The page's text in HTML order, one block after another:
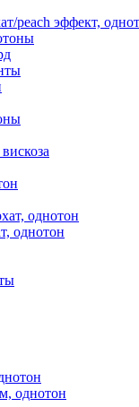
peach эффект,
однотон
однотон
однотон